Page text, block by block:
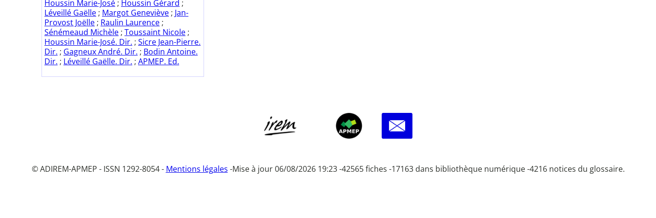
Houssin Marie-José ; Houssin Gérard ;
Léveillé Gaëlle ; Margot Geneviève ; Jan-
Provost Joëlle ; Raulin Laurence ;
Sénémeaud Michèle ; Toussaint Nicole ;
Houssin Marie-José. Dir. ; Sicre Jean-Pierre.
Dir. ; Gagneux André. Dir. ; Bodin Antoine.
Dir. ; Léveillé Gaëlle. Dir. ; APMEP. Ed.
© ADIREM-APMEP - ISSN 1292-8054 - Mentions légales -Mise à jour 06/08/2026 19:23 -42565 fiches -17163 dans bibliothèque numérique -4216 notices du glossaire.